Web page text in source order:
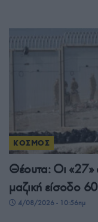
ΚΟΣΜΟΣ
Θέουτα: Οι «27»
μαζική είσοδο
4/08/2026 - 10:56πμ